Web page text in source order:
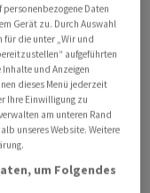
befürworte
der das Ende aller
aus
der Vertriebenen
müsse. Solange
der
Daten
Gerät zu. Durch Auswahl
für die unter „Wir und
aufgeführten
und Anzeigen
dieses Menü jederzeit
Ihre Einwilligung zu
am unteren Rand
unseres Website. Weitere
um Folgendes